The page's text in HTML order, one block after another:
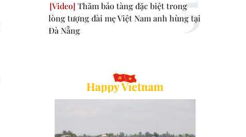
Thăm bảo tàng đặc biệt trong
lòng tượng đài mẹ Việt Nam anh hùng tại
Đà Nẵng